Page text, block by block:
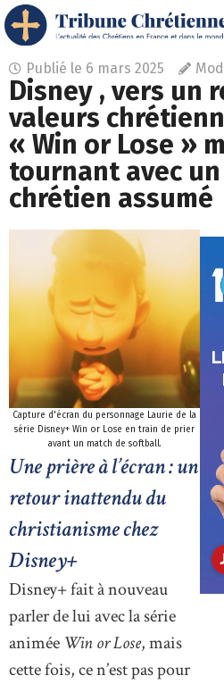
Publié le 6 mars 2025
Disney , vers un
valeurs
« Win or Lose »
tournant avec
chrétien assumé
Capture d'écran du personnage Laurie de la
série Disney+ Win or Lose en train de prier
avant un match de softball.
Une prière à l’écran : un
retour inattendu du
christianisme chez
Disney+
Disney+ fait à nouveau
parler de lui avec la série
animée Win or Lose, mais
cette fois, ce n’est pas pour